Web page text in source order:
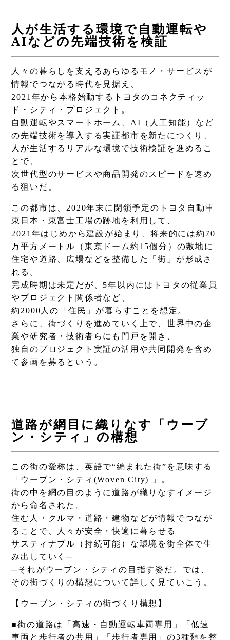
人が生活する環境で自動運転や
AIなどの先端技術を検証
人々の暮らしを支えるあらゆるモノ・サービスが
情報でつながる時代を見据え、
2021年から本格始動するトヨタのコネクティッ
ド・シティ・プロジェクト。
自動運転やスマートホーム、AI（人工知能）など
の先端技術を導入する実証都市を新たにつくり、
人が生活するリアルな環境で技術検証を進めるこ
とで、
次世代型のサービスや商品開発のスピードを速め
る狙いだ。
この都市は、2020年末に閉鎖予定のトヨタ自動車
東日本・東富士工場の跡地を利用して、
2021年はじめから建設が始まり、将来的には約70
万平方メートル（東京ドーム約15個分）の敷地に
住宅や道路、広場などを整備した「街」が形成さ
れる。
完成時期は未定だが、5年以内にはトヨタの従業員
やプロジェクト関係者など、
約2000人の「住民」が暮らすことを想定。
さらに、街づくりを進めていく上で、世界中の企
業や研究者・技術者らにも門戸を開き、
独自のプロジェクト実証の活用や共同開発を含め
て参画を募るという。
道路が網目に織りなす「ウーブ
ン・シティ」の構想
この街の愛称は、英語で“編まれた街”を意味する
「ウーブン・シティ(Woven City) 」。
街の中を網の目のように道路が織りなすイメージ
から命名された。
住む人・クルマ・道路・建物などが情報でつなが
ることで、人々が安全・快適に暮らせる
サスティナブル（持続可能）な環境を街全体で生
み出していく─
─それがウーブン・シティの目指す姿だ。では、
その街づくりの構想について詳しく見ていこう。
【ウーブン・シティの街づくり構想】
■街の道路は「高速・自動運転車両専用」「低速
車両と歩行者の共用」「歩行者専用」の3種類を整